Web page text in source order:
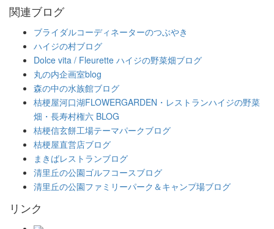
関連ブログ
ブライダルコーディネーターのつぶやき
ハイジの村ブログ
Dolce vita / Fleurette ハイジの野菜畑ブログ
丸の内企画室blog
森の中の水族館ブログ
桔梗屋河口湖FLOWERGARDEN・レストランハイジの野菜
畑・長寿村権六 BLOG
桔梗信玄餅工場テーマパークブログ
桔梗屋直営店ブログ
まきばレストランブログ
清里丘の公園ゴルフコースブログ
清里丘の公園ファミリーパーク＆キャンプ場ブログ
リンク